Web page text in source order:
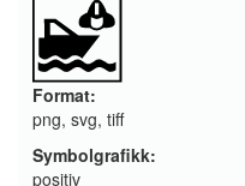
Format:
png, svg, tiff
Symbolgrafikk:
positiv